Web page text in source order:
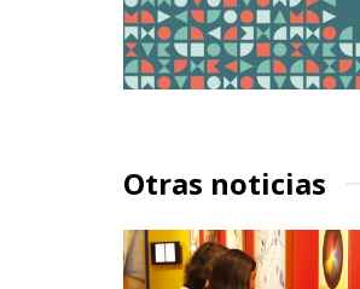
Otras noticias